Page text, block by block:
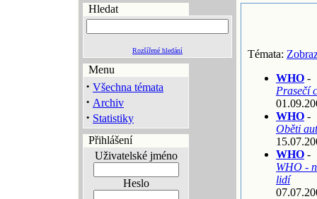
Hledat
Rozšířené hledání
Menu
· Všechna témata
· Archiv
· Statistiky
Přihlášení
Uživatelské jméno
Heslo
Témata:
WHO -
Prasečí
WHO -
Oběti
WHO -
WHO -
lidí